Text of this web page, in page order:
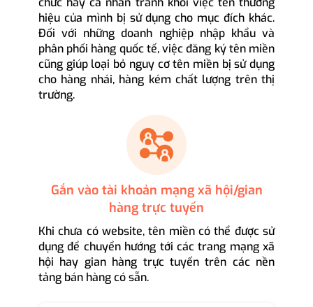
hiệu của mình bị sử dụng cho mục đích khác.
Đối với những doanh nghiệp nhập khẩu và
phân phối hàng quốc tế, việc đăng ký tên miền
cũng giúp loại bỏ nguy cơ tên miền bị sử dụng
cho hàng nhái, hàng kém chất lượng trên thị
trường.
Gắn vào tài khoản mạng xã hội/gian
hàng trực tuyến
Khi chưa có website, tên miền có thể được sử
dụng để chuyển hướng tới các trang mạng xã
hội hay gian hàng trực tuyến trên các nền
tảng bán hàng có sẵn.